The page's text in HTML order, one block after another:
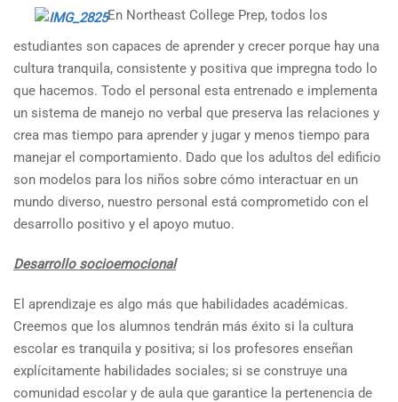
En Northeast College Prep, todos los
estudiantes son capaces de aprender y crecer porque hay una
cultura tranquila, consistente y positiva que impregna todo lo
que hacemos. Todo el personal esta entrenado e implementa
un sistema de manejo no verbal que preserva las relaciones y
crea mas tiempo para aprender y jugar y menos tiempo para
manejar el comportamiento. Dado que los adultos del edificio
son modelos para los niños sobre cómo interactuar en un
mundo diverso, nuestro personal está comprometido con el
desarrollo positivo y el apoyo mutuo.
Desarrollo socioemocional
El aprendizaje es algo más que habilidades académicas.
Creemos que los alumnos tendrán más éxito si la cultura
escolar es tranquila y positiva; si los profesores enseñan
explícitamente habilidades sociales; si se construye una
comunidad escolar y de aula que garantice la pertenencia de